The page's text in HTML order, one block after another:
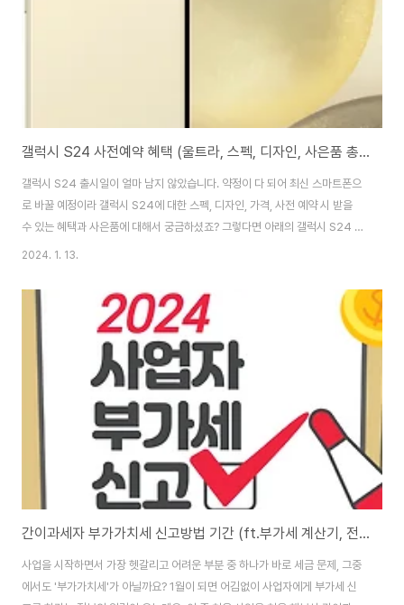
갤럭시 S24 사전예약 혜택 (울트라, 스펙, 디자인, 사은품 총정리)
갤럭시 S24 출시일이 얼마 남지 않았습니다. 약정이 다 되어 최신 스마트폰으
로 바꿀 예정이라 갤럭시 S24에 대한 스펙, 디자인, 가격, 사전 예약 시 받을
수 있는 혜택과 사은품에 대해서 궁금하셨죠? 그렇다면 아래의 갤럭시 S24 언
팩 영상과 사전 예약 버튼을 통해 바로 신청이 가능하니 궁금하신 분들은 참고
기간은 이달 19일부터 25일까지 입니다. (출시일 날짜는 2024년 1월 31일)
갤럭시 S24의 사전 예약이 종료되고 사전예약한 유저들이 선 개통을 완료한
후 일반 구매자들은 매장을 통해 정식으로 구매가 가능합니다. 하지만 사전예
약을 신청했을 경우, 통신사별 사은품 혜택이나 공시지원금 혜택이 있습니다.
스크롤을 내려 아..
2024. 1. 13.
간이과세자 부가가치세 신고방법 기간 (ft.부가세 계산기, 전자 세금계산서 발행하기)
사업을 시작하면서 가장 헷갈리고 어려운 부분 중 하나가 바로 세금 문제, 그중
에서도 '부가가치세'가 아닐까요? 1월이 되면 어김없이 사업자에게 부가세 신